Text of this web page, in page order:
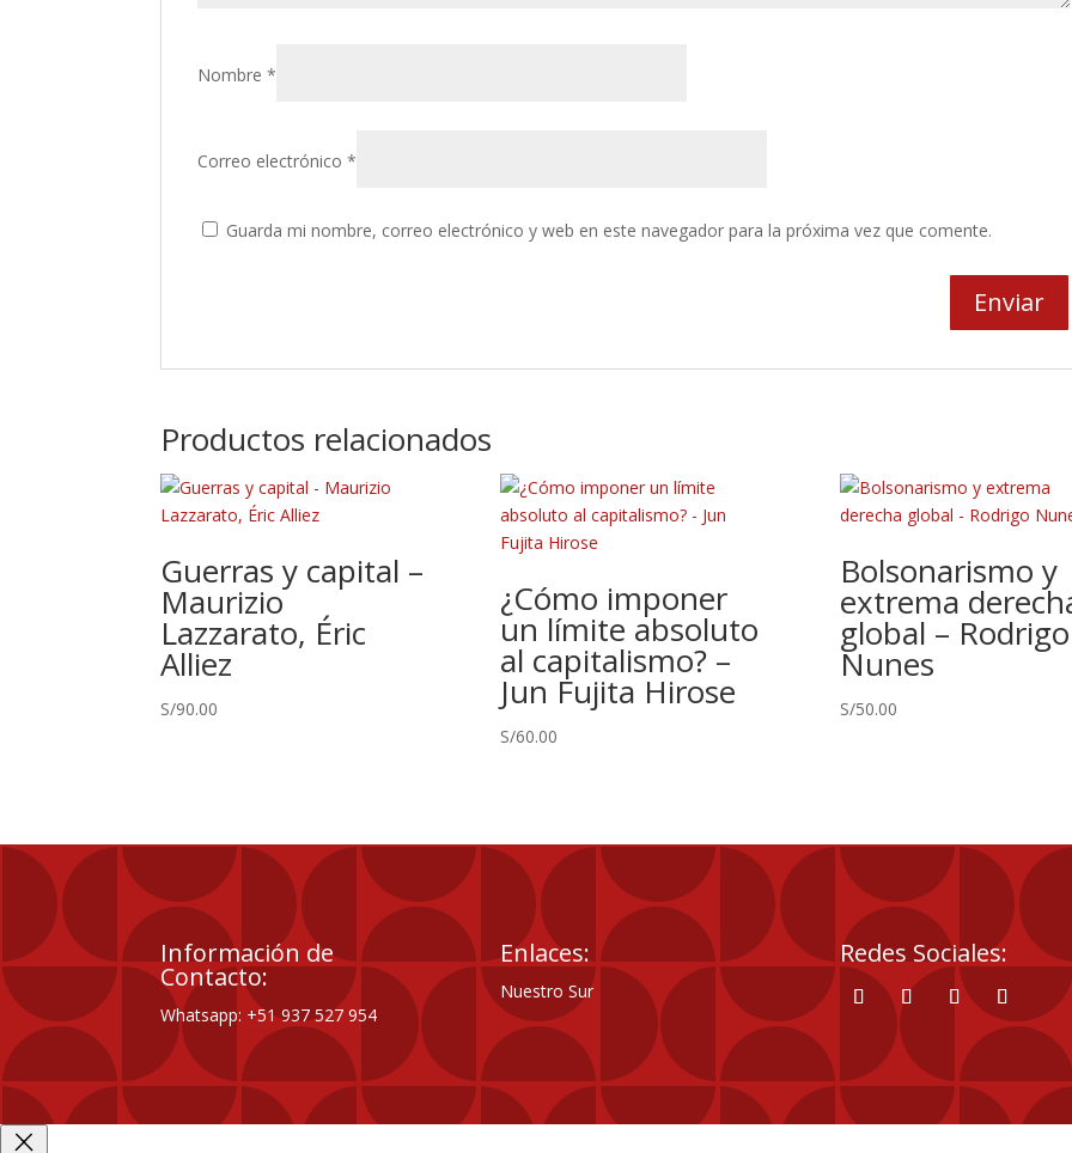
Nombre*
Correo electrónico*
Guarda mi nombre, correo electrónico y web en este navegador para la próxima vez que comente.
Productos relacionados
Guerras y capital –
Maurizio
Lazzarato, Éric
Alliez
S/90.00
¿Cómo imponer
un límite absoluto
al capitalismo? –
Jun Fujita Hirose
S/60.00
Bolsonarismo y
extrema
global – Rodrigo
Nunes
S/50.00
Información de
Contacto:
Whatsapp: +51 937 527 954
Enlaces:
Nuestro Sur
Redes Sociales: